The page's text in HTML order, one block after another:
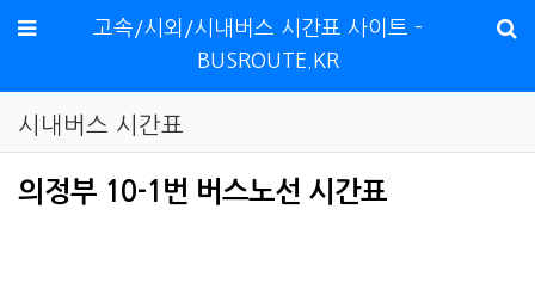
메뉴
고속/시외/시내버스 시간표 사이트 -
BUSROUTE.KR
시내버스 시간표
의정부 10-1번 버스노선 시간표